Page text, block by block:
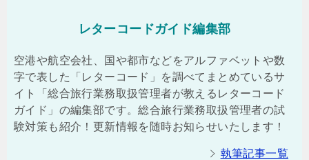
レターコードガイド編集部
空港や航空会社、国や都市などをアルファベットや数
字で表した「レターコード」を調べてまとめているサ
イト「総合旅行業務取扱管理者が教えるレターコード
ガイド」の編集部です。総合旅行業務取扱管理者の試
験対策も紹介！更新情報を随時お知らせいたします！
執筆記事一覧